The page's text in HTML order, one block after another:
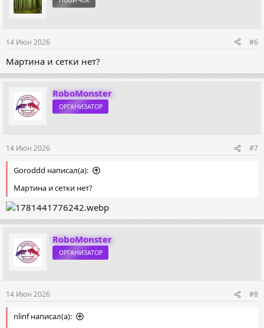
14 Июн 2026 #6
Мартина и сетки нет?
RoboMonster
ОРГАНИЗАТОР
14 Июн 2026 #7
Goroddd написал(а):
Мартина и сетки нет?
RoboMonster
ОРГАНИЗАТОР
14 Июн 2026 #8
nlinf написал(а):